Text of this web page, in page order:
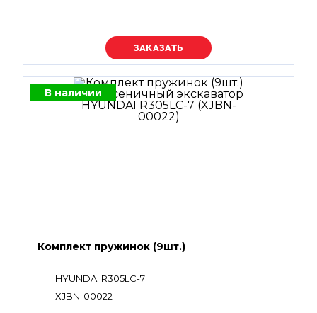
Уточняйте цену
В наличии
Комплект пружинок (9шт.)
HYUNDAI R305LC-7
XJBN-00022